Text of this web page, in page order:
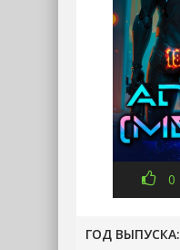
0
ГОД ВЫПУСКА: